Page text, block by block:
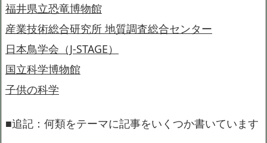
福井県立恐竜博物館
産業技術総合研究所 地質調査総合センター
日本鳥学会（J-STAGE）
国立科学博物館
子供の科学
■追記：何類をテーマに記事をいくつか書いています